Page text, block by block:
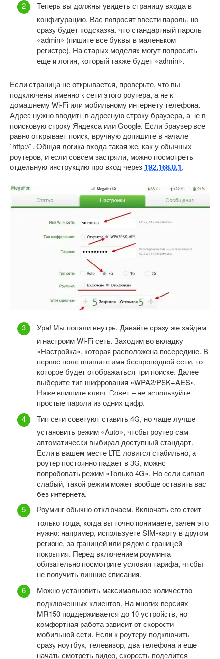
Теперь вы должны увидеть страницу входа в
конфигурацию. Вас попросят ввести пароль, но
сразу будет подсказка, что стандартный пароль
«admin» (пишите все буквы в маленьком
регистре). На старых моделях могут попросить
еще и логин, который также будет «admin».
Если страница не открывается, проверьте, что вы
подключены именно к сети этого роутера, а не к
домашнему Wi-Fi или мобильному интернету телефона.
Адрес нужно вводить в адресную строку браузера, а не в
поисковую строку Яндекса или Google. Если браузер все
равно открывает поиск, вручную допишите в начале
`http://`. Общая логика входа такая же, как у обычных
роутеров, и если совсем застряли, можно посмотреть
отдельную инструкцию про вход через 192.168.0.1.
Ура! Мы попали внутрь. Давайте сразу же зайдем
и настроим Wi-Fi сеть. Заходим во вкладку
«Настройка», которая расположена посередине. В
первое поле впишите имя беспроводной сети, то
которое будет отображаться при поиске. Далее
выберите тип шифрования «WPA2/PSK+AES».
Ниже впишите ключ. Совет – не используйте
простые пароли из одних цифр.
Тип сети советуют ставить 4G, но чаще лучше
установить режим «Auto», чтобы роутер сам
автоматически выбирал доступный стандарт.
Если в вашем месте LTE ловится стабильно, а
роутер постоянно падает в 3G, можно
попробовать режим «Только 4G». Но если сигнал
слабый, такой режим может вообще оставить вас
без интернета.
Роуминг обычно отключаем. Включать его стоит
только тогда, когда вы точно понимаете, зачем это
нужно: например, используете SIM-карту в другом
регионе, за границей или рядом с границей
покрытия. Перед включением роуминга
обязательно посмотрите условия тарифа, чтобы
не получить лишние списания.
Можно установить максимальное количество
подключенных клиентов. На многих версиях
MR150 поддерживается до 10 устройств, но
комфортная работа зависит от скорости
мобильной сети. Если к роутеру подключить
сразу ноутбук, телевизор, два телефона и еще
начать смотреть видео, скорость поделится